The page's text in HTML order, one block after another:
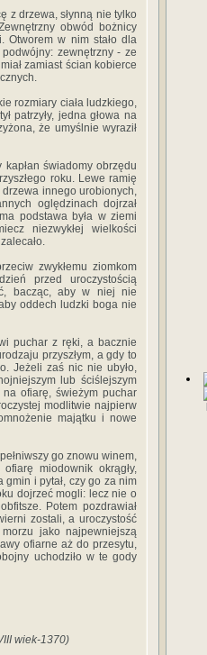
z drzewa, słynną nie tylko
obwód bożnicy
Otworem w nim stało dla
zewnętrzny - ze
zamiast ścian kobierce
rozmiary ciała ludzkiego,
patrzyły, jedna głowa na
że umyślnie wyraził
świadomy obrzędu
roku. Lewe ramię
drzewa innego urobionych,
oględzinach dojrzał
podstawa była w ziemi
niezwykłej wielkości
zwykłemu ziomkom
przed uroczystością
bacząc, aby w niej nie
oddech ludzki boga nie
puchar z ręki, a bacznie
przyszłym, a gdy to
Jeżeli zaś nic nie ubyło,
lub ściślejszym
ofiarę, świeżym puchar
modlitwie najpierw
majątku i nowe
go znowu winem,
miodownik okrągły,
gmin i pytał, czy go za nim
dojrzeć mogli: lecz nie o
Potem pozdrawiał
zostali, a uroczystość
jako najpewniejszą
ofiarne aż do przesytu,
uchodziło w te gody
wiek-1370)